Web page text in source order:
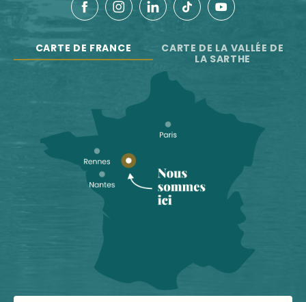
CARTE DE FRANCE
CARTE DE LA VALLÉE DE
LA SARTHE